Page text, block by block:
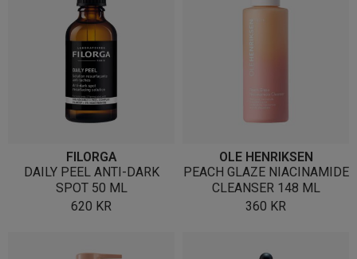
FILORGA
DAILY PEEL ANTI-DARK
SPOT 50 ML
620 KR
OLE HENRIKSEN
PEACH GLAZE NIACINAMIDE
CLEANSER 148 ML
360 KR